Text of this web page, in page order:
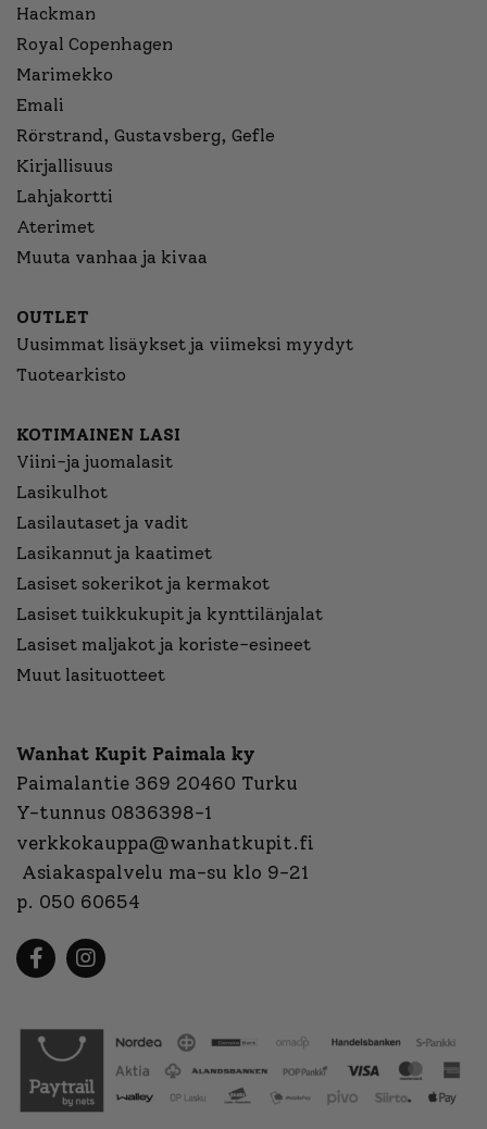
Hackman
Royal Copenhagen
Marimekko
Emali
Rörstrand, Gustavsberg, Gefle
Kirjallisuus
Lahjakortti
Aterimet
Muuta vanhaa ja kivaa
OUTLET
Uusimmat lisäykset ja viimeksi myydyt
Tuotearkisto
KOTIMAINEN LASI
Viini-ja juomalasit
Lasikulhot
Lasilautaset ja vadit
Lasikannut ja kaatimet
Lasiset sokerikot ja kermakot
Lasiset tuikkukupit ja kynttilänjalat
Lasiset maljakot ja koriste-esineet
Muut lasituotteet
Wanhat Kupit Paimala ky
Paimalantie 369 20460 Turku
Y-tunnus 0836398-1
verkkokauppa@wanhatkupit.fi
Asiakaspalvelu ma-su klo 9-21
p. 050 60654